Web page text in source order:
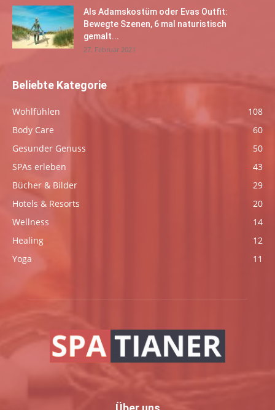
Als Adamskostüm oder Evas Outfit:
Bewegte Szenen, 6 mal naturistisch
gemalt...
27. Februar 2021
Beliebte Kategorie
Wohlfühlen
108
Body Care
60
Gesunder Genuss
50
SPAs erleben
43
Bücher & Bilder
29
Hotels & Resorts
20
Wellness
14
Healing
12
Yoga
11